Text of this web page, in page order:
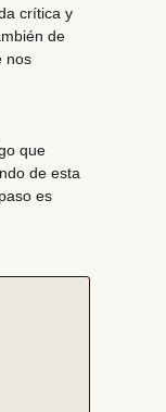
crítica y
de
nos
que
de esta
es